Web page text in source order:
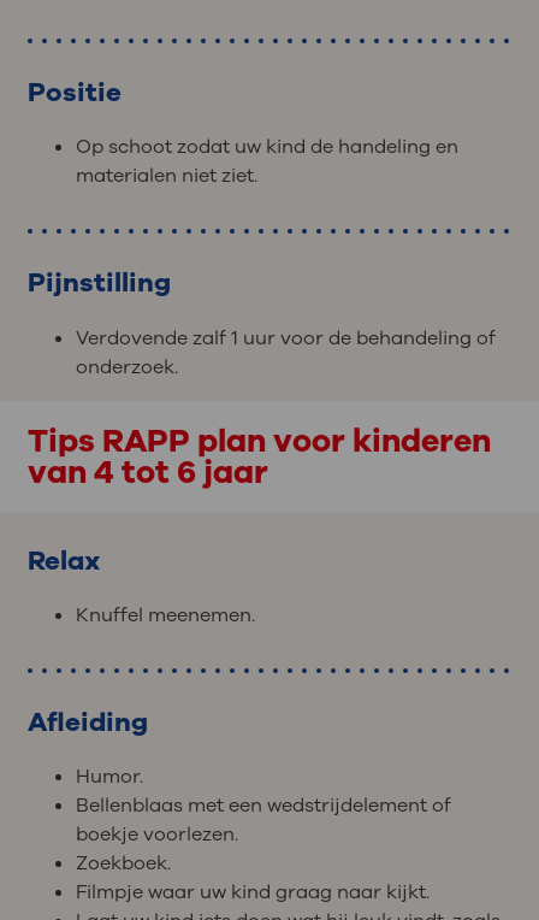
Positie
Op schoot zodat uw kind de handeling en
materialen niet ziet.
Pijnstilling
Verdovende zalf 1 uur voor de behandeling of
onderzoek.
Tips RAPP plan voor kinderen
van 4 tot 6 jaar
Relax
Knuffel meenemen.
Afleiding
Humor.
Bellenblaas met een wedstrijdelement of
boekje voorlezen.
Zoekboek.
Filmpje waar uw kind graag naar kijkt.